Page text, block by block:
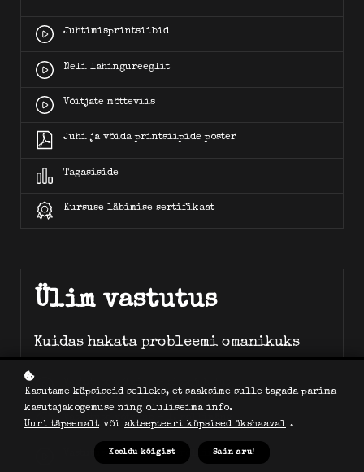
Juhtimisprintsiibid
Neli lahingureeglit
Võitjate mõtteviis
Juhi ja võida printsiipide poster
Tagasiside
Kursuse läbimise sertifikaat
Ülim vastutus
Kuidas hakata probleemi omanikuks
Vastutuse võtmine - 1. rollimäng
Vastutuse võtmine - 2. rollimäng
Kasutame küpsiseid selleks, et saaksime sulle tagada parima
kasutajakogemuse ning oluliseima info.
Uuri täpsemalt või aktsepteeri küpsised ükshaaval .
Keeldu kõigist Sain aru!